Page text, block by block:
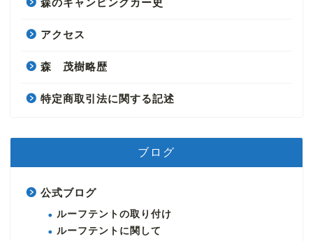
アクセス
森 茂樹略歴
特定商取引法に関する記述
ブログ
公式ブログ
ルーフテントの取り付け
ルーフテントに関して